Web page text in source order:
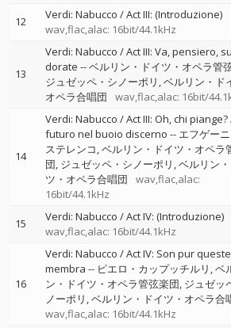
12
Verdi: Nabucco / Act III: (Introduzione)
wav,flac,alac: 16bit/44.1kHz
13
Verdi: Nabucco / Act III: Va, pensiero,
dorate --ベルリン・ドイツ・オペラ管
ジュゼッペ・シノーポリ ベルリン・ド
オペラ合唱団
wav,flac,alac: 16bit/
14
Verdi: Nabucco / Act III: Oh, chi piange?
futuro nel buoio discerno -- エフゲー
ステレンコ ベルリン・ドイツ・オペラ
団 ジュゼッペ・シノーポリ ベルリン
ツ・オペラ合唱団
wav,flac,alac:
16bit/44.1kHz
15
Verdi: Nabucco / Act IV: (Introduzione)
wav,flac,alac: 16bit/44.1kHz
16
Verdi: Nabucco / Act IV: Son pur
membra -- ピエロ・カップッチルリ ベ
ン・ドイツ・オペラ管弦楽団 ジュゼッ
ノーポリ ベルリン・ドイツ・オペラ合
wav,flac,alac: 16bit/44.1kHz